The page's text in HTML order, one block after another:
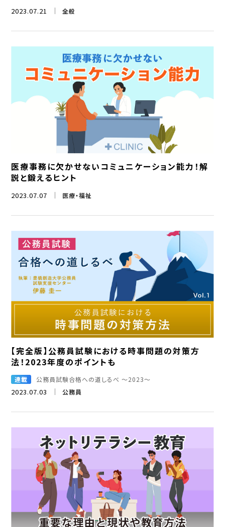
2023.07.21 全般
医療事務に欠かせないコミュニケーション能力！解
説と鍛えるヒント
2023.07.07 医療・福祉
【完全版】公務員試験における時事問題の対策方
法！2023年度のポイントも
2023.07.03 公務員
連載 公務員試験合格への道しるべ ～2023～